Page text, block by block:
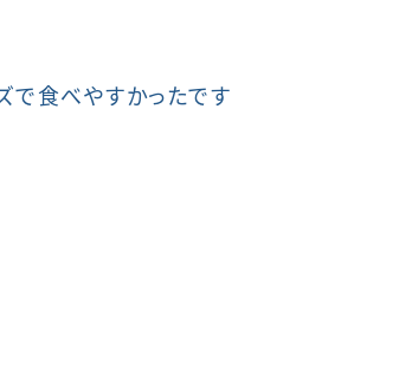
で食べやすかったです